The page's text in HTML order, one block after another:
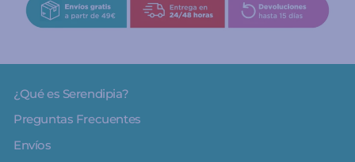
¿Qué es Serendipia?
Preguntas Frecuentes
Envíos